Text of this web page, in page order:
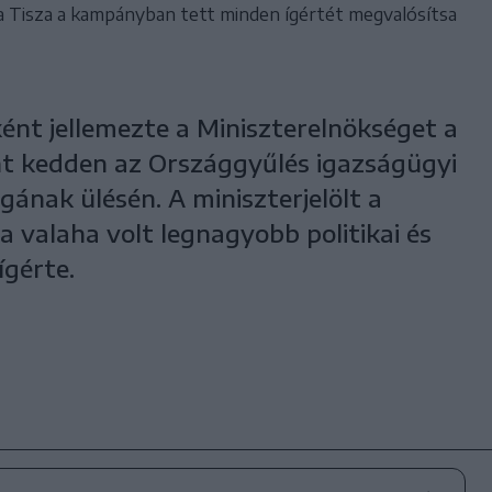
Tisza a kampányban tett minden ígértét megvalósítsa
jellemezte a Miniszterelnökséget a
az Országgyűlés igazságügyi
ülésén. A miniszterjelölt a
valaha volt legnagyobb politikai és